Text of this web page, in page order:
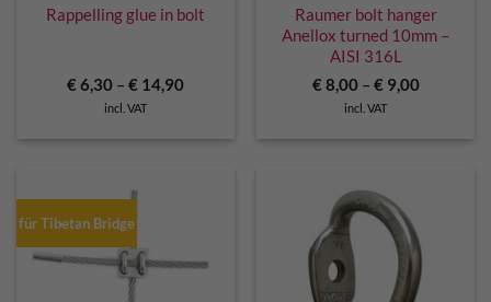
Rappelling glue in bolt
€6,30 – € 14,90
incl. VAT
Raumer bolt hanger
Anellox turned 10mm –
AISI 316L
€8,00– €9,00
incl. VAT
für Tibetan Bridge